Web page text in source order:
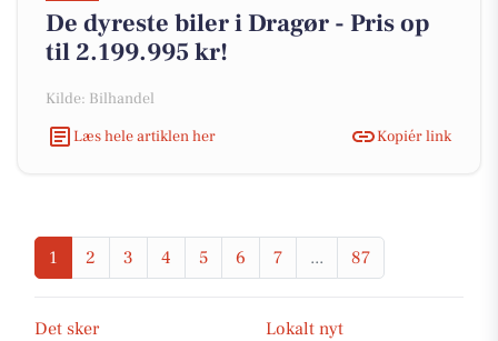
De dyreste biler i Dragør - Pris op
til 2.199.995 kr!
Kilde: Bilhandel
Læs hele artiklen her
Kopiér link
1 2 3 4 5 6 7 ... 87
Det sker
Lokalt nyt